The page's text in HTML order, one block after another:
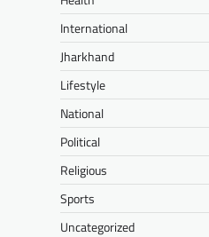
International
Jharkhand
Lifestyle
National
Political
Religious
Sports
Uncategorized